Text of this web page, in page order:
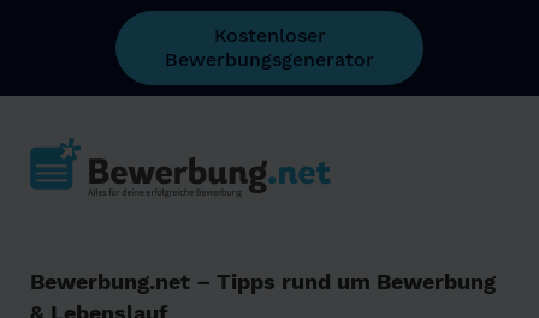
Kostenloser
Bewerbungsgenerator
Bewerbung.net – Tipps rund um Bewerbung